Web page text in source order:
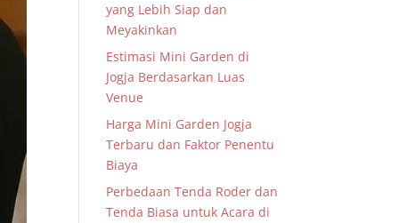
yang Lebih Siap dan
Meyakinkan
Estimasi Mini Garden di
Jogja Berdasarkan Luas
Venue
Harga Mini Garden Jogja
Terbaru dan Faktor Penentu
Biaya
Perbedaan Tenda Roder dan
Tenda Biasa untuk Acara di